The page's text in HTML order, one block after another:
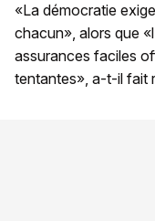
«La démocratie
chacun», alors que
assurances faciles
tentantes», a-t-il fait